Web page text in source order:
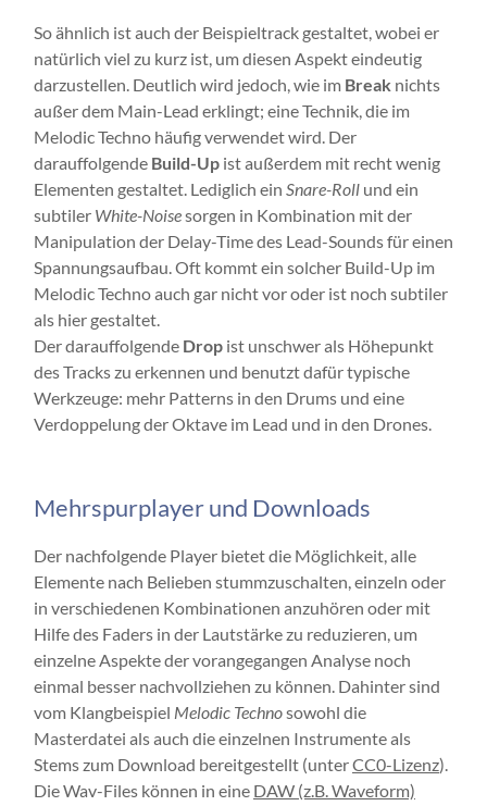
So ähnlich ist auch der Beispieltrack gestaltet, wobei er
natürlich viel zu kurz ist, um diesen Aspekt eindeutig
darzustellen. Deutlich wird jedoch, wie im Break nichts
außer dem Main-Lead erklingt; eine Technik, die im
Melodic Techno häufig verwendet wird. Der
darauffolgende Build-Up ist außerdem mit recht wenig
Elementen gestaltet. Lediglich ein Snare-Roll und ein
subtiler White-Noisesorgen in Kombination mit der
Manipulation der Delay-Time des Lead-Sounds für einen
Spannungsaufbau. Oft kommt ein solcher Build-Up im
Melodic Techno auch gar nicht vor oder ist noch subtiler
als hier gestaltet.
Der darauffolgende Drop ist unschwer als Höhepunkt
des Tracks zu erkennen und benutzt dafür typische
Werkzeuge: mehr Patterns in den Drums und eine
Verdoppelung der Oktave im Lead und in den Drones.
Mehrspurplayer und Downloads
Der nachfolgende Player bietet die Möglichkeit, alle
Elemente nach Belieben stummzuschalten, einzeln oder
in verschiedenen Kombinationen anzuhören oder mit
Hilfe des Faders in der Lautstärke zu reduzieren, um
einzelne Aspekte der vorangegangen Analyse noch
einmal besser nachvollziehen zu können. Dahinter sind
vom Klangbeispiel Melodic Technosowohl die
Masterdatei als auch die einzelnen Instrumente als
Stems zum Download bereitgestellt (unterCC0-Lizenz).
Die Wav-Files können in eine DAW (z.B. Waveform)